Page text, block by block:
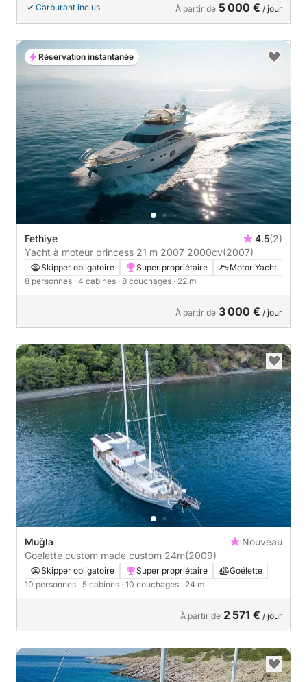
Carburant inclus À partir de 5 000 € / jour
Fethiye 4.5(2)
Yacht à moteur princess 21 m 2007 2000cv(2007)
Skipper obligatoire Super propriétaire
Motor Yacht
8 personnes · 4 cabines · 8 couchages · 22 m
À partir de 3 000 € / jour
Réservation instantanée
Muğla
Nouveau
Goélette custom made custom 24m(2009)
Skipper obligatoire Super propriétaire
Goélette
10 personnes · 5 cabines · 10 couchages · 24 m
À partir de 2 571 € / jour